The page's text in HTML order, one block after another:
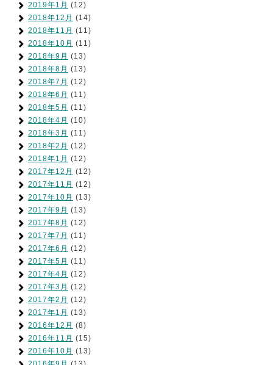
2019年1月 (12)
2018年12月 (14)
2018年11月 (11)
2018年10月 (11)
2018年9月 (13)
2018年8月 (13)
2018年7月 (12)
2018年6月 (11)
2018年5月 (11)
2018年4月 (10)
2018年3月 (11)
2018年2月 (12)
2018年1月 (12)
2017年12月 (12)
2017年11月 (12)
2017年10月 (13)
2017年9月 (13)
2017年8月 (12)
2017年7月 (11)
2017年6月 (12)
2017年5月 (11)
2017年4月 (12)
2017年3月 (12)
2017年2月 (12)
2017年1月 (13)
2016年12月 (8)
2016年11月 (15)
2016年10月 (13)